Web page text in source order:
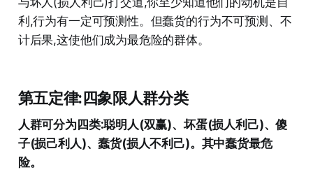
利,行为有一定可预测性。但蠢货的行为不可预测、不
计后果,这使他们成为最危险的群体。
第五定律:四象限人群分类
人群可分为四类:聪明人(双赢)、坏蛋(损人利己)、傻
子(损己利人)、蠢货(损人不利己)。其中蠢货最危
险。